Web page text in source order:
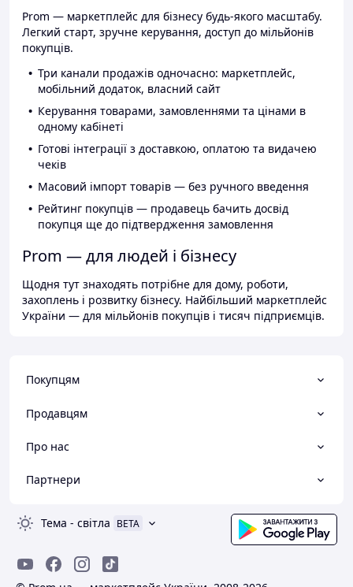
Prom — маркетплейс для бізнесу будь-якого масштабу.
Легкий старт, зручне керування, доступ до мільйонів
покупців.
Три канали продажів одночасно: маркетплейс,
мобільний додаток, власний сайт
Керування товарами, замовленнями та цінами в
одному кабінеті
Готові інтеграції з доставкою, оплатою та видачею
чеків
Масовий імпорт товарів — без ручного введення
Рейтинг покупців — продавець бачить досвід
покупця ще до підтвердження замовлення
Prom — для людей і бізнесу
Щодня тут знаходять потрібне для дому, роботи,
захоплень і розвитку бізнесу. Найбільший маркетплейс
України — для мільйонів покупців і тисяч підприємців.
Покупцям
Продавцям
Про нас
Партнери
Тема - світла BETA